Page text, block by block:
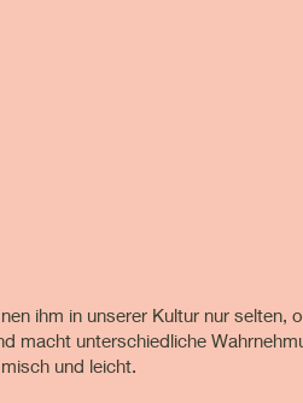
ihm in unserer Kultur nur selten,
macht unterschiedliche
und leicht.